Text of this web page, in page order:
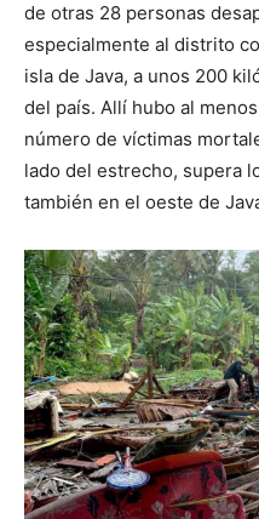
de otras 28 personas
especialmente al distrito
isla de Java, a unos 200
del país. Allí hubo al
número de víctimas
lado del estrecho, supera
también en el oeste de